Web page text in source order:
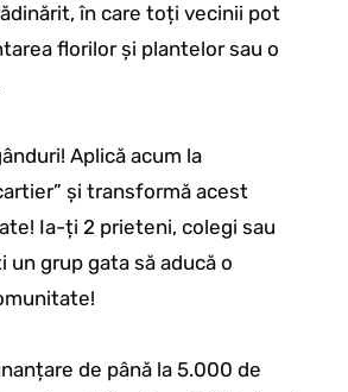
în care toți vecinii pot
florilor și plantelor sau o
Aplică acum la
și transformă acest
Ia-ți 2 prieteni, colegi sau
un grup gata să aducă o
de până la 5.000 de